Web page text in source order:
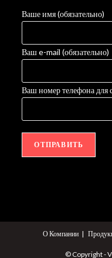
Ваше имя (обязательно)
Ваш e-mail (обязательно)
Ваш номер телефона для
О Компании
© Copyright -